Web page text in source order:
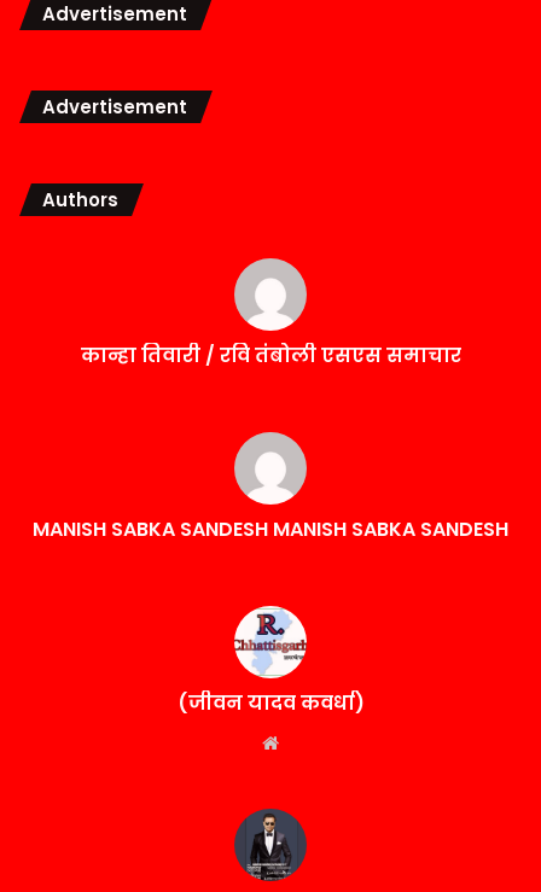
Advertisement
Advertisement
Authors
कान्हा तिवारी / रवि तंबोली एसएस समाचार
MANISH SABKA SANDESH MANISH SABKA SANDESH
(जीवन यादव कवर्धा)